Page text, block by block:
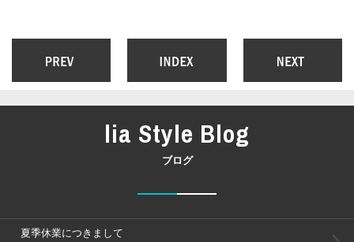
lia Style Blog
ブログ
夏季休業につきまして